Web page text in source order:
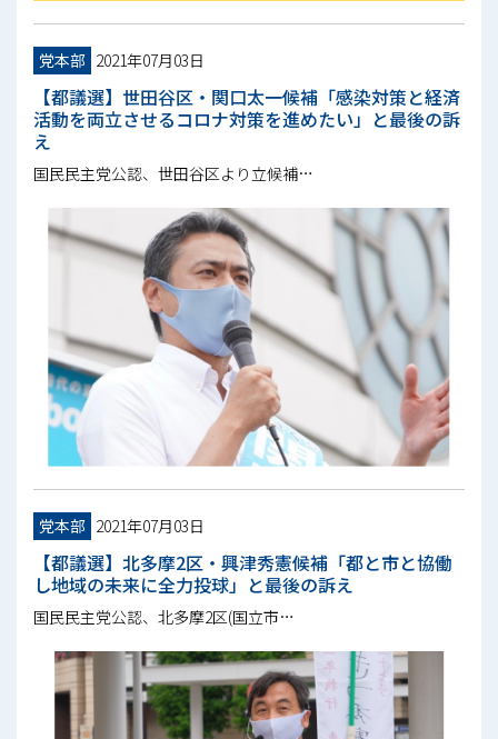
党本部 2021年07月03日
【都議選】世田谷区・関口太一候補「感染対策と経済
活動を両立させるコロナ対策を進めたい」と最後の訴
え
国民民主党公認、世田谷区より立候補…
党本部 2021年07月03日
【都議選】北多摩2区・興津秀憲候補「都と市と協働
し地域の未来に全力投球」と最後の訴え
国民民主党公認、北多摩2区(国立市…